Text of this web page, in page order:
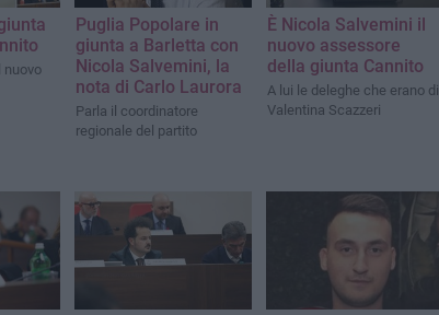
nuovo
Puglia Popolare in
giunta a Barletta con
Nicola Salvemini, la
nota di Carlo Laurora
Parla il coordinatore
regionale del partito
È Nicola Salvemini il
nuovo assessore
della giunta Cannito
A lui le deleghe che erano di
Valentina Scazzeri